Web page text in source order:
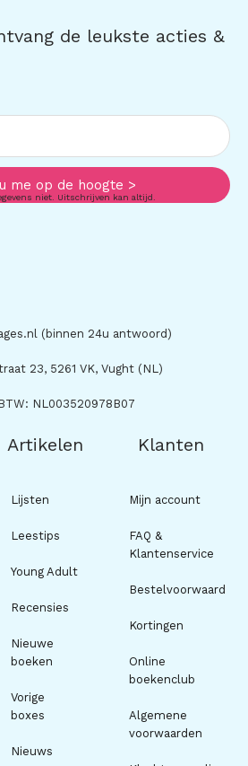
de leukste acties &
me op de hoogte >
niet. Uitschrijven kan altijd.
(binnen 24u antwoord)
23, 5261 VK, Vught (NL)
NL003520978B07
Artikelen
Lijsten
Leestips
Young Adult
Recensies
Nieuwe
boeken
Vorige
boxes
Nieuws
Klanten
Mijn account
FAQ &
Klantenservice
Bestelvoorwaarden
Kortingen
Online
boekenclub
Algemene
voorwaarden